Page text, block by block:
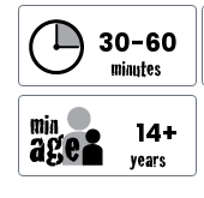
30-60
14+